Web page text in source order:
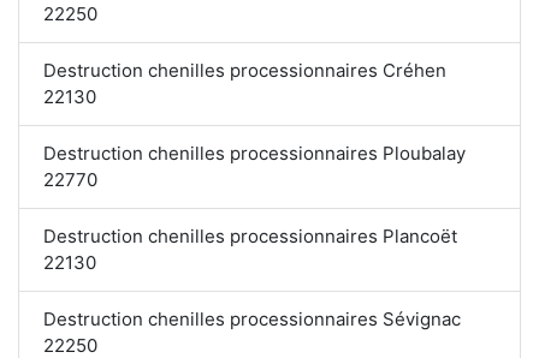
22250
Destruction chenilles processionnaires Créhen
22130
Destruction chenilles processionnaires Ploubalay
22770
Destruction chenilles processionnaires Plancoët
22130
Destruction chenilles processionnaires Sévignac
22250